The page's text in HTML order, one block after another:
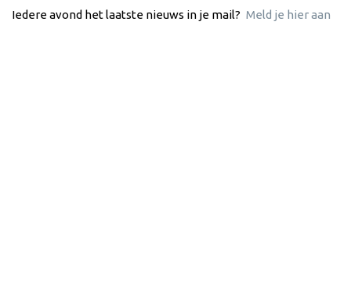
Iedere avond het laatste nieuws in je mail? Meld je hier aan